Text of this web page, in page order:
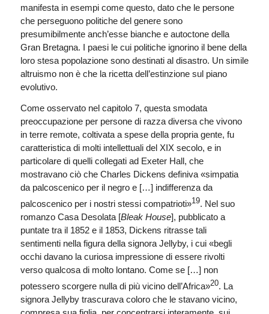
manifesta in esempi come questo, dato che le persone
che perseguono politiche del genere sono
presumibilmente anch’esse bianche e autoctone della
Gran Bretagna. I paesi le cui politiche ignorino il bene della
loro stesa popolazione sono destinati al disastro. Un simile
altruismo non è che la ricetta dell’estinzione sul piano
evolutivo.
Come osservato nel capitolo 7, questa smodata
preoccupazione per persone di razza diversa che vivono
in terre remote, coltivata a spese della propria gente, fu
caratteristica di molti intellettuali del XIX secolo, e in
particolare di quelli collegati ad Exeter Hall, che
mostravano ciò che Charles Dickens definiva «simpatia
da palcoscenico per il negro e […] indifferenza da
palcoscenico per i nostri stessi compatrioti»19. Nel suo
romanzo Casa Desolata [Bleak House], pubblicato a
puntate tra il 1852 e il 1853, Dickens ritrasse tali
sentimenti nella figura della signora Jellyby, i cui «begli
occhi davano la curiosa impressione di essere rivolti
verso qualcosa di molto lontano. Come se […] non
potessero scorgere nulla di più vicino dell’Africa»20. La
signora Jellyby trascurava coloro che le stavano vicino,